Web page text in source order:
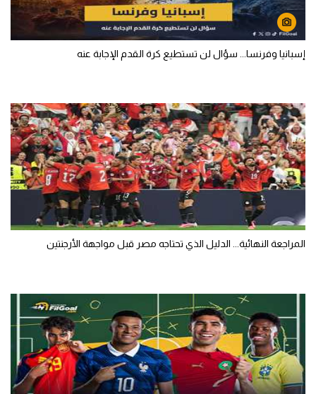
إسبانيا وفرنسا... سؤال لن تستطيع كرة القدم الإجابة عنه
المراجعة النهائية... الدليل الذي تحتاجه مصر قبل مواجهة الأرجنتين